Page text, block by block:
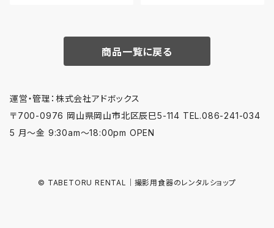
商品一覧に戻る
運営・管理：株式会社アドボックス
〒700-0976 岡山県岡山市北区辰巳5-114 TEL.086-241-034
5 月〜金 9:30am〜18:00pm OPEN
© TABETORU RENTAL｜撮影用食器のレンタルショップ